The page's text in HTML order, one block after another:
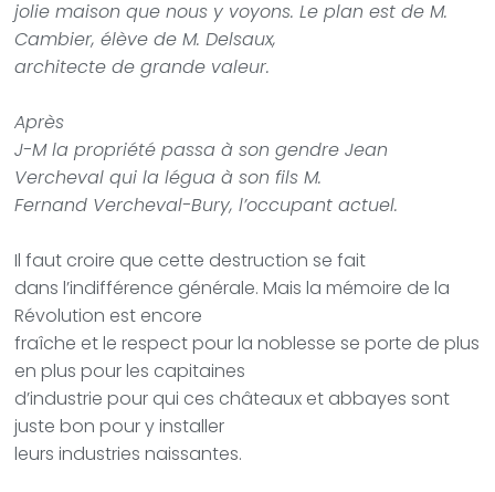
jolie maison que nous y voyons. Le plan est de M.
Cambier, élève de M. Delsaux,
architecte de grande valeur.
Après
J-M la propriété passa à son gendre Jean
Vercheval qui la légua à son fils M.
Fernand Vercheval-Bury, l’occupant actuel.
Il faut croire que cette destruction se fait
dans l’indifférence générale. Mais la mémoire de la
Révolution est encore
fraîche et le respect pour la noblesse se porte de plus
en plus pour les capitaines
d’industrie pour qui ces châteaux et abbayes sont
juste bon pour y installer
leurs industries naissantes.